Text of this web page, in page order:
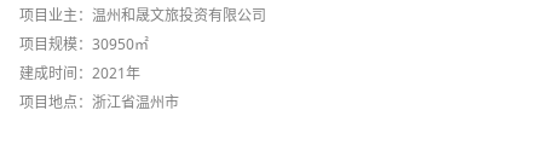
项目业主：温州和晟文旅投资有限公司
项目规模：30950㎡
建成时间：2021年
项目地点：浙江省温州市